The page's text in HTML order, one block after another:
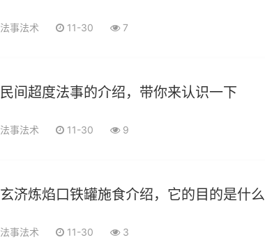
法事法术 11-30 7
民间超度法事的介绍，带你来认识一下
法事法术 11-30 9
玄济炼焰口铁罐施食介绍，它的目的是什么
法事法术 11-30 3